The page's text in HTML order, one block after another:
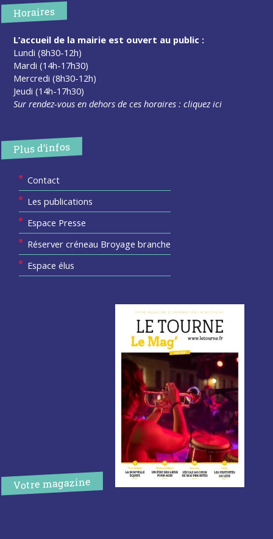
Horaires
L’accueil de la mairie est ouvert au public :
Lundi (8h30-12h)
Mardi (14h-17h30)
Mercredi (8h30-12h)
Jeudi (14h-17h30)
Sur rendez-vous en dehors de ces horaires :cliquez ici
Plus d’infos
Contact
Les publications
Espace Presse
Réserver créneau Broyage branche
Espace élus
Votre magazine